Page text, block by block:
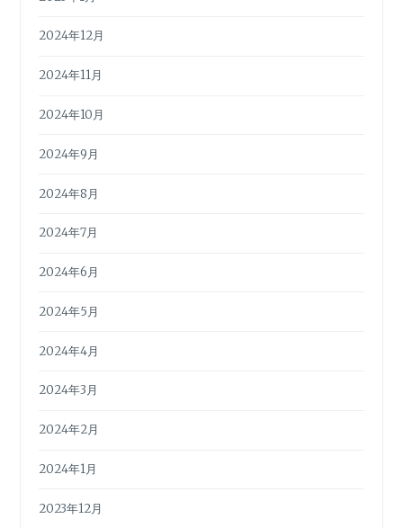
2024年12月
2024年11月
2024年10月
2024年9月
2024年8月
2024年7月
2024年6月
2024年5月
2024年4月
2024年3月
2024年2月
2024年1月
2023年12月